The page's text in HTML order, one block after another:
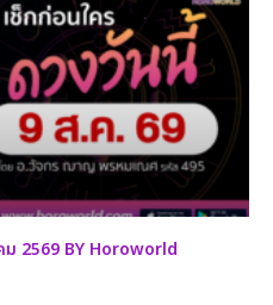
ม 2569 BY Horoworld